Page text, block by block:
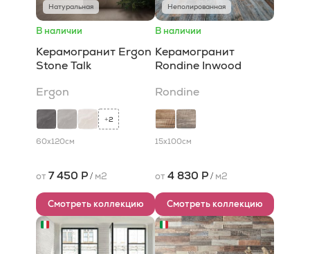
Натуральная
В наличии
Керамогранит Ergon
Stone Talk
Ergon
+2
60x120см
от 7 450 Р/ м2
Смотреть коллекцию
Неполированная
В наличии
Керамогранит
Rondine Inwood
Rondine
15x100см
от 4 830 Р/ м2
Смотреть коллекцию